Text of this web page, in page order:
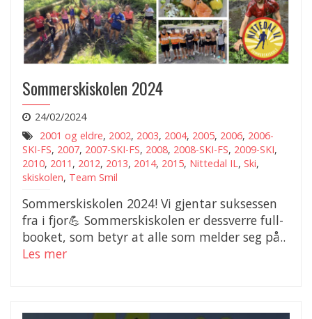
Sommerskiskolen 2024
24/02/2024
2001 og eldre, 2002, 2003, 2004, 2005, 2006, 2006-
SKI-FS, 2007, 2007-SKI-FS, 2008, 2008-SKI-FS, 2009-SKI,
2010, 2011 , 2012, 2013, 2014, 2015, Nittedal IL, Ski,
skiskolen, Team Smil
Sommerskiskolen 2024! Vi gjentar suksessen
fra i fjor💪 Sommerskiskolen er dessverre full-
booket, som betyr at alle som melder seg på..
Les mer